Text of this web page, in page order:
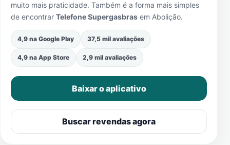
muito mais praticidade. Também é a forma mais simples
de encontrar Telefone Supergasbras em Abolição.
4,9 na Google Play 37,5 mil avaliações
4,9 na App Store 2,9 mil avaliações
Baixar o aplicativo
Buscar revendas agora